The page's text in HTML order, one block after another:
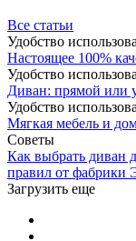
Все статьи
Удобство
Настоящее 100%
Удобство
Диван: прямой или
Удобство
Мягкая мебель и
Советы
Как выбрать диван
правил от фабрики
Загрузить еще